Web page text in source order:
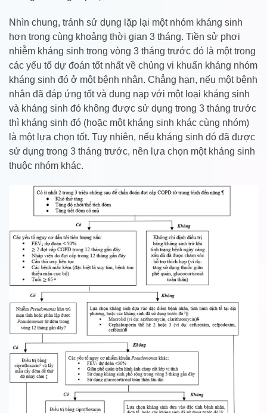
Nhìn chung, tránh sử dụng lặp lại một nhóm kháng sinh
hơn trong cùng khoảng thời gian 3 tháng. Tiền sử phơi
nhiễm kháng sinh trong vòng 3 tháng trước đó là một trong
các yếu tố dự đoán tốt nhất về chủng vi khuẩn kháng nhóm
kháng sinh đó ở một bệnh nhân. Chẳng hạn, nếu một bệnh
nhân đã đáp ứng tốt và dung nạp với một loại kháng sinh
và kháng sinh đó không được sử dụng trong 3 tháng trước
thì kháng sinh đó (hoặc một kháng sinh khác cùng nhóm)
là một lựa chọn tốt. Tuy nhiên, nếu kháng sinh đó đã được
sử dụng trong 3 tháng trước, nên lựa chọn một kháng sinh
thuộc nhóm khác.